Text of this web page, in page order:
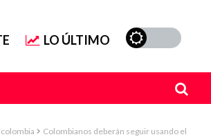
LO ÚLTIMO
Colombianos deberán seguir usando el